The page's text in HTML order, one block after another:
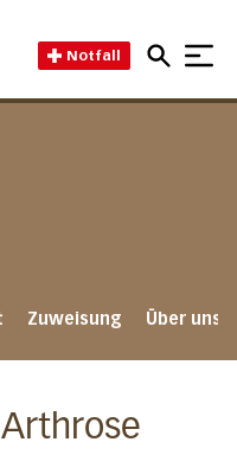
Notfall
Zuweisung Über uns